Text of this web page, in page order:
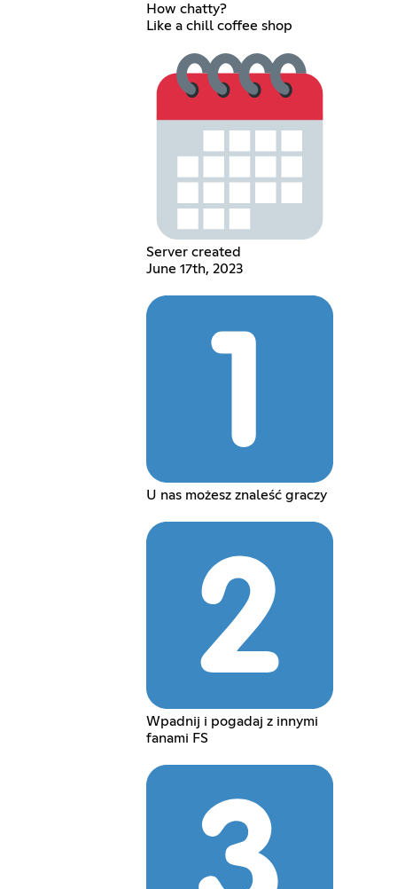
How chatty?
Like a chill coffee shop
Server created
June 17th, 2023
U nas możesz znaleść graczy
Wpadnij i pogadaj z innymi
fanami FS